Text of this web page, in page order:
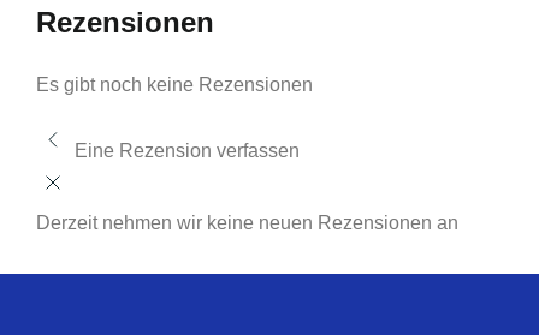
Rezensionen
Es gibt noch keine Rezensionen
Eine Rezension verfassen
Derzeit nehmen wir keine neuen Rezensionen an